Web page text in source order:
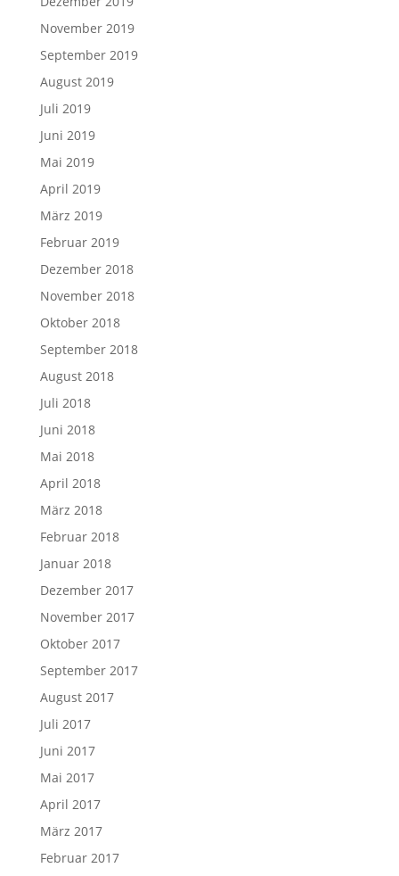
November 2019
September 2019
August 2019
Juli 2019
Juni 2019
Mai 2019
April 2019
März 2019
Februar 2019
Dezember 2018
November 2018
Oktober 2018
September 2018
August 2018
Juli 2018
Juni 2018
Mai 2018
April 2018
März 2018
Februar 2018
Januar 2018
Dezember 2017
November 2017
Oktober 2017
September 2017
August 2017
Juli 2017
Juni 2017
Mai 2017
April 2017
März 2017
Februar 2017